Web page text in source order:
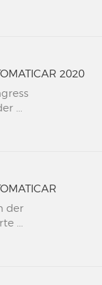
2020
...
der
...